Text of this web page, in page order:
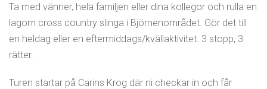
Ta med vänner, hela familjen eller dina kollegor och rulla en
lagom cross country slinga i Björnenområdet. Gör det till
en heldag eller en eftermiddags/kvällaktivitet. 3 stopp, 3
rätter.
Turen startar på Carins Krog där ni checkar in och får